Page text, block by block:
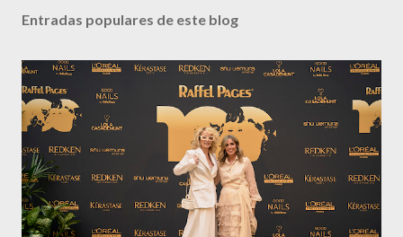
Entradas populares de este blog